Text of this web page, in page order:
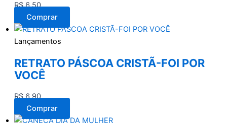
R$6,50
Comprar
Lançamentos
RETRATO PÁSCOA CRISTÃ-FOI POR
VOCÊ
R$6,90
Comprar